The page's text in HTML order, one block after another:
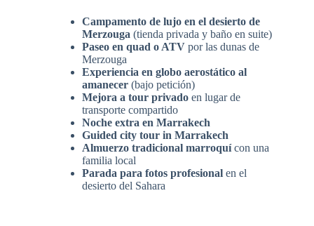
Campamento de lujo en el desierto de
Merzouga(tienda privada y baño en suite)
Paseo en quad o ATVpor las dunas de
Merzouga
Experiencia en globo aerostático al
amanecer(bajo petición)
Mejora a tour privadoen lugar de
transporte compartido
Noche extra en Marrakech
Guided city tour in Marrakech
Almuerzo tradicional marroquícon una
familia local
Parada para fotos profesionalen el
desierto del Sahara